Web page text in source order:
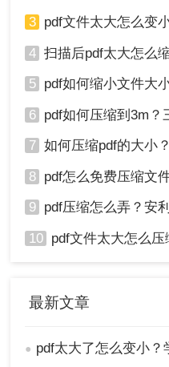
3 pdf文件太大怎么变小
4 扫描后pdf太大怎么缩
5 pdf如何缩小文件大
6 pdf如何压缩到3m？
7 如何压缩pdf的大小
8 pdf怎么免费压缩文件大小
9 pdf压缩怎么弄？安
10 pdf文件太大怎么压缩变
最新文章
● pdf太大了怎么变小？